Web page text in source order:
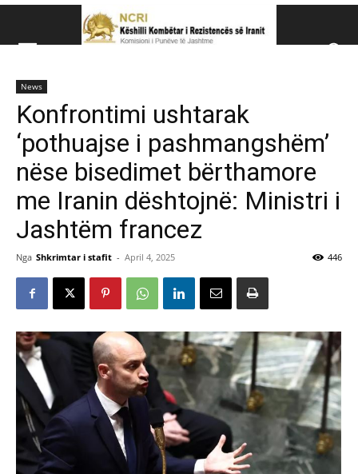
News
Konfrontimi ushtarak
‘pothuajse i pashmangshëm’
nëse bisedimet bërthamore
me Iranin dështojnë: Ministri i
Jashtëm francez
Nga Shkrimtar i stafit - April 4, 2025 446